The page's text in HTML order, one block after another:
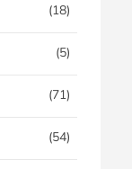
(18)
(5)
(71)
(54)